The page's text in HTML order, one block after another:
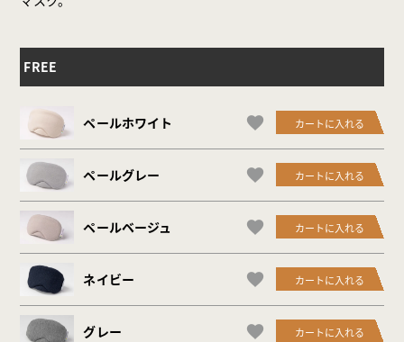
FREE
ペールホワイト カートに入れる
ペールグレー カートに入れる
ペールベージュ カートに入れる
ネイビー カートに入れる
グレー カートに入れる